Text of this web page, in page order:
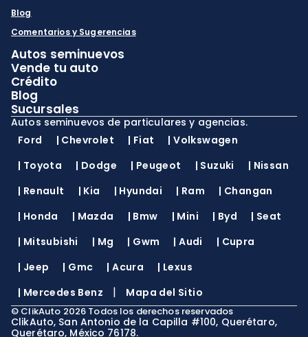
Blog
Comentarios y Sugerencias
Autos seminuevos
Vende tu auto
Crédito
Blog
Sucursales
Autos seminuevos de particulares y agencias.
Ford
| Chevrolet | Fiat |Volkswagen
| Toyota | Dodge | Peugeot | Suzuki | Nissan
| Renault | Kia | Hyundai | Ram | Changan
| Honda | Mazda | Bmw | Mini | Byd | Seat
| Mitsubishi | Mg | Gwm |Audi | Cupra
| Jeep | Gmc |Acura | Lexus
| Mercedes Benz | Mapa del Sitio
© ClikAuto 2026 Todos los derechos reservados
ClikAuto, San Antonio de la Capilla #100, Querétaro,
Querétaro, México 76178.